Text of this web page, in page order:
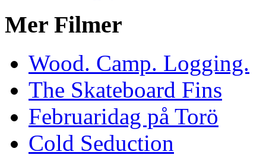
Mer Filmer
Wood. Camp. Logging.
The Skateboard Fins
Februaridag på Torö
Cold Seduction